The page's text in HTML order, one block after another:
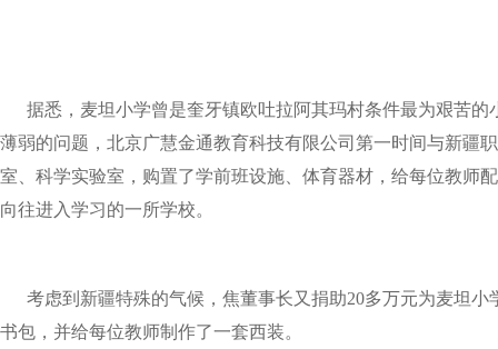
据悉，麦坦小学曾是奎牙镇欧吐拉阿其玛村条件最为艰苦的
薄弱的问题，北京广慧金通教育科技有限公司第一时间与新疆
室、科学实验室，购置了学前班设施、体育器材，给每位教师
向往进入学习的一所学校。
考虑到新疆特殊的气候，焦董事长又捐助20多万元为麦坦小
书包，并给每位教师制作了一套西装。